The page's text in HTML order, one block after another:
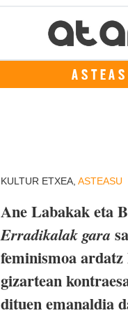
KULTUR ETXEA, ASTEASU
Ane Labakak eta
Erradikalak gara
feminismoa
gizartean
dituen emanaldia